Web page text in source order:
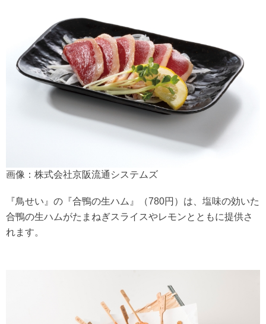
画像：株式会社京阪流通システムズ
『鳥せい』の『合鴨の生ハム』（780円）は、塩味の効いた
合鴨の生ハムがたまねぎスライスやレモンとともに提供さ
れます。